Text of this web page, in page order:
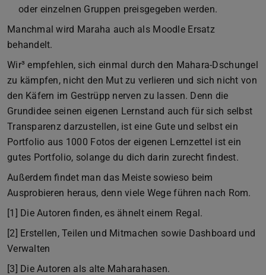
oder einzelnen Gruppen preisgegeben werden.
Manchmal wird Maraha auch als Moodle Ersatz
behandelt.
Wir³ empfehlen, sich einmal durch den Mahara-Dschungel
zu kämpfen, nicht den Mut zu verlieren und sich nicht von
den Käfern im Gestrüpp nerven zu lassen. Denn die
Grundidee seinen eigenen Lernstand auch für sich selbst
Transparenz darzustellen, ist eine Gute und selbst ein
Portfolio aus 1000 Fotos der eigenen Lernzettel ist ein
gutes Portfolio, solange du dich darin zurecht findest.
Außerdem findet man das Meiste sowieso beim
Ausprobieren heraus, denn viele Wege führen nach Rom.
[1] Die Autoren finden, es ähnelt einem Regal.
[2] Erstellen, Teilen und Mitmachen sowie Dashboard und
Verwalten
[3] Die Autoren als alte Maharahasen.